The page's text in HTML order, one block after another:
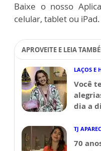
Baixe o nosso
celular, tablet ou iPad.
APROVEITE E LEIA
LAÇOS E
Você
dia a
TJ
70